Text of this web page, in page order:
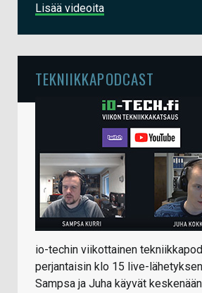
Lisää videoita
TEKNIIKKAPODCAST
io-techin viikottainen
perjantaisin klo 15 live-
Sampsa ja Juha käyvät